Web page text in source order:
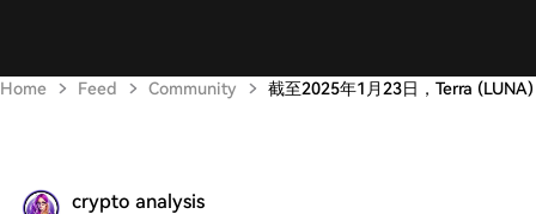
Home Feed Community 截至2025年1月23日，Terra (LUNA)
crypto analysis